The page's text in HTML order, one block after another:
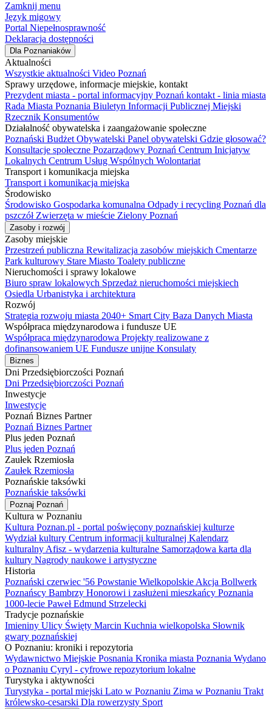
Zamknij menu
Język migowy
Portal Niepełnosprawność
Deklaracja dostępności
Dla Poznaniaków
Aktualności
Wszystkie aktualności Video Poznań
Sprawy urzędowe, informacje miejskie, kontakt
Prezydent miasta - portal informacyjny Poznań kontakt - linia miasta
Rada Miasta Poznania Biuletyn Informacji Publicznej Miejski
Rzecznik Konsumentów
Działalność obywatelska i zaangażowanie społeczne
Poznański Budżet Obywatelski Panel obywatelski Gdzie głosować?
Konsultacje społeczne Pozarządowy Poznań Centrum Inicjatyw
Lokalnych Centrum Usług Wspólnych Wolontariat
Transport i komunikacja miejska
Transport i komunikacja miejska
Środowisko
Środowisko Gospodarka komunalna Odpady i recycling Poznań dla
pszczół Zwierzęta w mieście Zielony Poznań
Zasoby i rozwój
Zasoby miejskie
Przestrzeń publiczna Rewitalizacja zasobów miejskich Cmentarze
Park kulturowy Stare Miasto Toalety publiczne
Nieruchomości i sprawy lokalowe
Biuro spraw lokalowych Sprzedaż nieruchomości miejskiech
Osiedla Urbanistyka i architektura
Rozwój
Strategia rozwoju miasta 2040+ Smart City Baza Danych Miasta
Współpraca międzynarodowa i fundusze UE
Współpraca międzynarodowa Projekty realizowane z
dofinansowaniem UE Fundusze unijne Konsulaty
Biznes
Dni Przedsiębiorczości Poznań
Dni Przedsiębiorczości Poznań
Inwestycje
Inwestycje
Poznań Biznes Partner
Poznań Biznes Partner
Plus jeden Poznań
Plus jeden Poznań
Zaułek Rzemiosła
Zaułek Rzemiosła
Poznańskie taksówki
Poznańskie taksówki
Poznaj Poznań
Kultura w Poznaniu
Kultura Poznan.pl - portal poświęcony poznańskiej kulturze
Wydział kultury Centrum informacji kulturalnej Kalendarz
kulturalny Afisz - wydarzenia kulturalne Samorządowa karta dla
kultury Nagrody naukowe i artystyczne
Historia
Poznański czerwiec '56 Powstanie Wielkopolskie Akcja Bollwerk
Poznańscy Bambrzy Honorowi i zasłużeni mieszkańcy Poznania
1000-lecie Paweł Edmund Strzelecki
Tradycje poznańskie
Imieniny Ulicy Święty Marcin Kuchnia wielkopolska Słownik
gwary poznańskiej
O Poznaniu: kroniki i repozytoria
Wydawnictwo Miejskie Posnania Kronika miasta Poznania Wydano
o Poznaniu Cyryl - cyfrowe repozytorium lokalne
Turystyka i aktywności
Turystyka - portal miejski Lato w Poznaniu Zima w Poznaniu Trakt
królewsko-cesarski Dla rowerzysty Sport